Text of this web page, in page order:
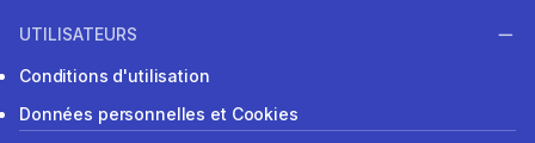
UTILISATEURS
Conditions d'utilisation
Données personnelles et Cookies